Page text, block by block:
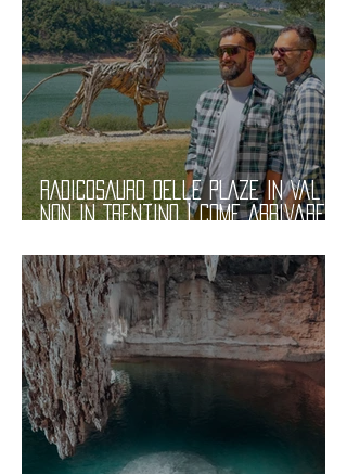
RADICOSAURO delle PLAZE in Val di
Non in Trentino | Come Arrivare e